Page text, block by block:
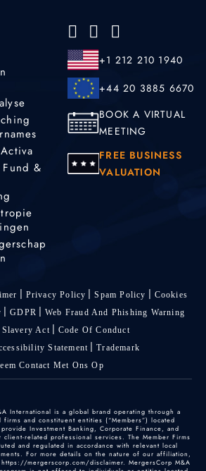
&
+1 212 210 1940
+44 20 3885 6670
BOOK A VIRTUAL
MEETING
FREE BUSINESS
VALUATION
Privacy Policy Spam Policy
Cookies
GDPR
Web Fraud And Phishing Warning
Act
Code Of Conduct
Statement
Trademark
Contact Met Ons Op
International is a global brand operating through a
and constituent entities (“Members”) located
Investment Banking, Corporate Finance, and
client-related professional services. The Member Firms
and regulated in accordance with relevant local
For more details on the nature of our affiliation,
mergerscorp.com/disclaimer. MergersCorp M&A